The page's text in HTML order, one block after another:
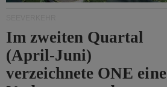
Im zweiten Quartal
(April-Juni)
verzeichnete ONE eine